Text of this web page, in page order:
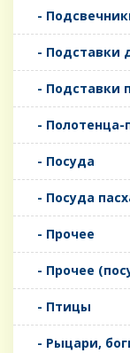
-
- Подставки
- Подставки
- Полотенца-
- Посуда
- Посуда
- Прочее
- Прочее
- Птицы
- Рыцари,